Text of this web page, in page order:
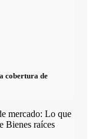
cobertura de